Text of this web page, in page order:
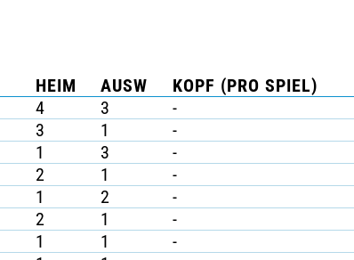
HEIM AUSW KOPF (PRO SPIEL)
4 3 -
3 1 -
1 3 -
2 1 -
1 2 -
2 1 -
1 1 -